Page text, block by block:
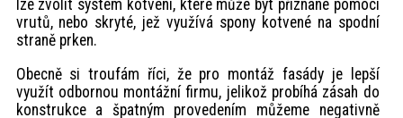
lze zvolit systém kotvení, které může být přiznané pomocí
vrutů, nebo skryté, jež využívá spony kotvené na spodní
straně prken.
Obecně si troufám říci, že pro montáž fasády je lepší
využít odbornou montážní firmu, jelikož probíhá zásah do
konstrukce a špatným provedením můžeme negativně